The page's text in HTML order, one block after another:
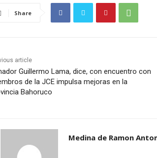
Share
article
Guillermo Lama, dice, con encuentro con
de la JCE impulsa mejoras en la
Bahoruco
Medina de Ramon